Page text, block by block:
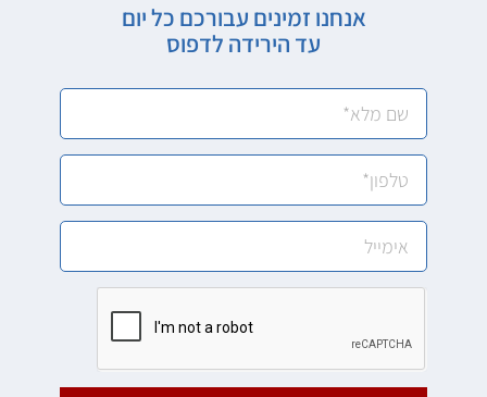
אנחנו זמינים עבורכם כל יום
עד הירידה לדפוס